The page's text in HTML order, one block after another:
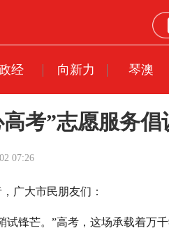
经 向新力 琴澳
考”志愿服务倡
07:26
广大市民朋友们：
试锋芒。”高考，这场承载着万